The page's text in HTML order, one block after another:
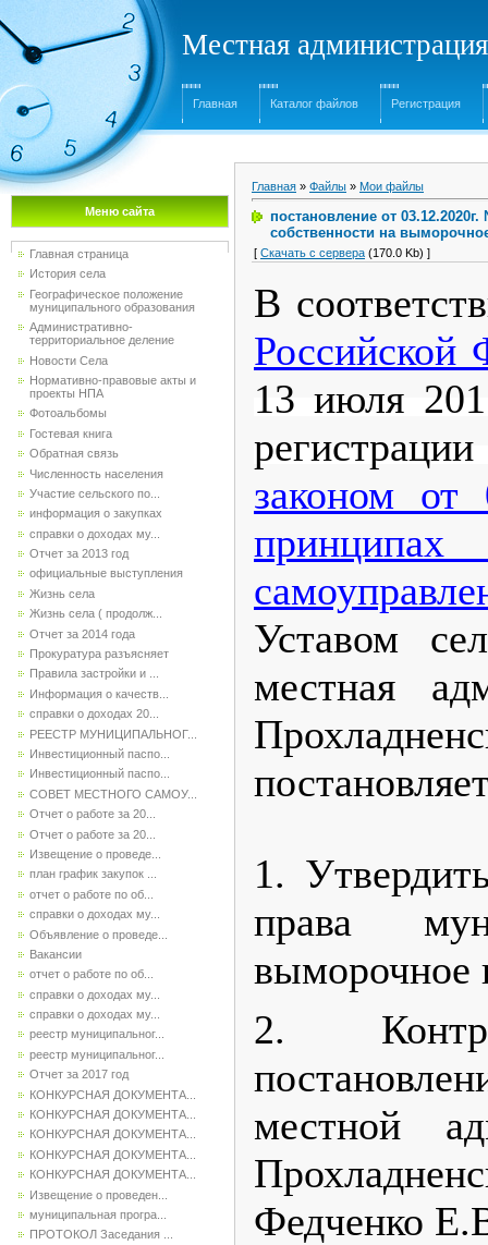
Местная
Главная Каталог файлов Регистрация
Меню сайта
Главная страница
История села
Географическое положение
муниципального образования
Административно-
территориальное деление
Новости Села
Нормативно-правовые акты и
проекты НПА
Фотоальбомы
Гостевая книга
Обратная связь
Численность населения
Участие сельского по...
информация о закупках
справки о доходах му...
Отчет за 2013 год
официальные выступления
Жизнь села
Жизнь села ( продолж...
Отчет за 2014 года
Прокуратура разъясняет
Правила застройки и ...
Информация о качеств...
справки о доходах 20...
РЕЕСТР МУНИЦИПАЛЬНОГ...
Инвестиционный паспо...
Инвестиционный паспо...
СОВЕТ МЕСТНОГО САМОУ...
Отчет о работе за 20...
Отчет о работе за 20...
Извещение о проведе...
план график закупок ...
отчет о работе по об...
справки о доходах му...
Объявление о проведе...
Вакансии
отчет о работе по об...
справки о доходах му...
справки о доходах му...
реестр муниципальног...
реестр муниципальног...
Отчет за 2017 год
КОНКУРСНАЯ ДОКУМЕНТА...
КОНКУРСНАЯ ДОКУМЕНТА...
КОНКУРСНАЯ ДОКУМЕНТА...
КОНКУРСНАЯ ДОКУМЕНТА...
КОНКУРСНАЯ ДОКУМЕНТА...
Извещение о проведен...
муниципальная програ...
ПРОТОКОЛ Заседания ...
Главная » Файлы » Мои файлы
постановление от
собственности на
[ Скачать с сервера (170.0 Kb) ]
В
Российской
13 июля
законом
Уставом
местная
1.
права
выморочное
2.
местной
Федченко